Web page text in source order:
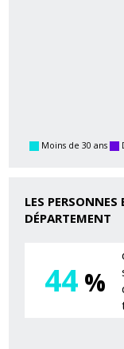
Moins de 30 ans
LES PERSONNES
DÉPARTEMENT
44 %